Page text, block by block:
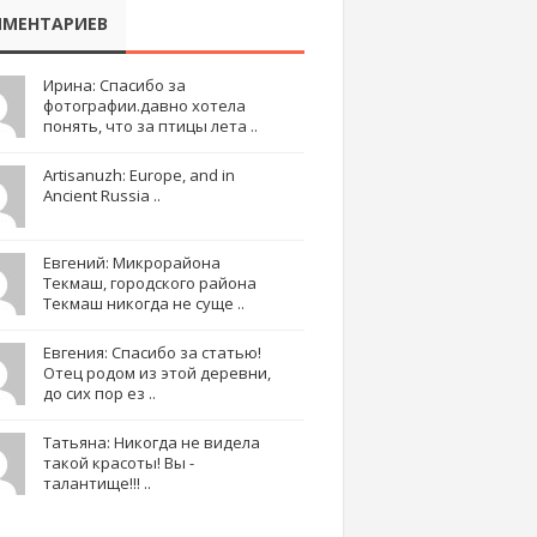
Ирина: Спасибо за
фотографии.давно хотела
понять, что за птицы лета ..
Artisanuzh: Europe, and in
Ancient Russia ..
Евгений: Микрорайона
Текмаш, городского района
Текмаш никогда не суще ..
Евгения: Спасибо за статью!
Отец родом из этой деревни,
до сих пор ез ..
Татьяна: Никогда не видела
такой красоты! Вы -
талантище!!! ..